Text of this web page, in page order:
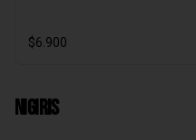
$6.900
Nigiris